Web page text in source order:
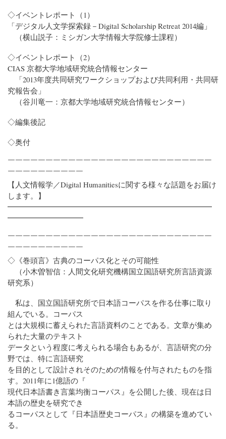
◇イベントレポート（1）
「デジタル人文学探索録－Digital Scholarship Retreat 2014編」
（横山説子：ミシガン大学情報大学院修士課程）
◇イベントレポート（2）
CIAS 京都大学地域研究統合情報センター
「2013年度共同研究ワークショップおよび共同利用・共同研
究報告会」
（谷川竜一：京都大学地域研究統合情報センター）
◇編集後記
◇奥付
￣￣￣￣￣￣￣￣￣￣￣￣￣￣￣￣￣￣￣￣￣￣￣￣￣￣￣
￣￣￣￣￣￣￣￣￣￣
【人文情報学／Digital Humanitiesに関する様々な話題をお届け
します。】
━━━━━━━━━━━━━━━━━━━━━━━━━━━
━━━━━━━━━━
￣￣￣￣￣￣￣￣￣￣￣￣￣￣￣￣￣￣￣￣￣￣￣￣￣￣￣
￣￣￣￣￣￣￣￣￣￣
◇《巻頭言》古典のコーパス化とその可能性
（小木曽智信：人間文化研究機構国立国語研究所言語資源
研究系）
私は、国立国語研究所で日本語コーパスを作る仕事に取り
組んでいる。コーパス
とは大規模に蓄えられた言語資料のことである。文章が集め
られた大量のテキスト
データという程度に考えられる場合もあるが、言語研究の分
野では、特に言語研究
を目的として設計されそのための情報を付与されたものを指
す。2011年に1億語の『
現代日本語書き言葉均衡コーパス』を公開した後、現在は日
本語の歴史を研究でき
るコーパスとして『日本語歴史コーパス』の構築を進めてい
る。